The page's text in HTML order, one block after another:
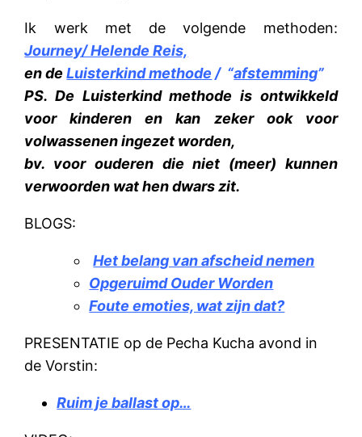
Ik werk met de volgende methoden:
Journey/ Helende Reis,
en deLuisterkind methode / “afstemming”
PS. De Luisterkind methode is ontwikkeld
voor kinderen en kan zeker ook voor
volwassenen ingezet worden,
bv. voor ouderen die niet (meer) kunnen
verwoorden wat hen dwars zit.
BLOGS:
Het belang van afscheid nemen
Opgeruimd Ouder Worden
Foute emoties, wat zijn dat?
PRESENTATIE op de Pecha Kucha avond in
de Vorstin:
Ruim je ballast op…